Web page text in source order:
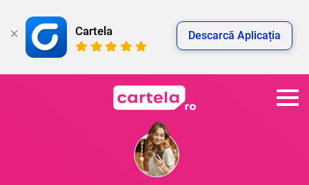
Cartela Descarcă Aplicația